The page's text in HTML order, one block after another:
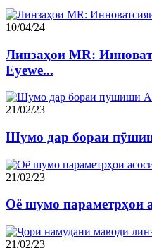
10/04/24
Линзаҳои MR:
Eyewe...
21/02/23
Шумо дар бораи
21/02/23
Оё шумо параметрҳои
21/02/23